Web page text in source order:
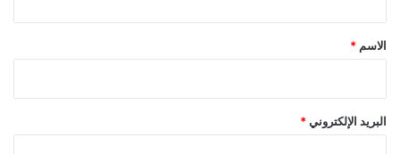
*
الاسم *
البريد الإلكتروني *